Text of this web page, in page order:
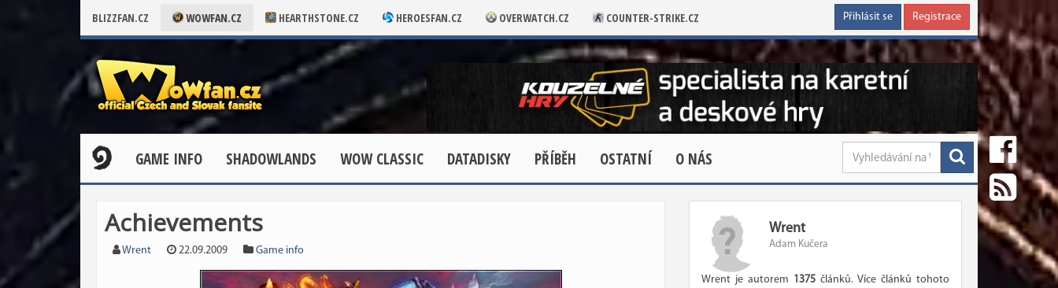
BLIZZFAN.CZ WOWFAN.CZ HEARTHSTONE.CZ HEROESFAN.CZ OVERWATCH.CZ COUNTER-STRIKE.CZ Přihlásit se Registrace
GAME INFO SHADOWLANDS WOW CLASSIC DATADISKY PŘÍBĚH OSTATNÍ O NÁS
Achievements
Wrent 22.09.2009 Game info
Wrent
Adam Kučera
Wrent je autorem 1375 článků. Více článků tohoto